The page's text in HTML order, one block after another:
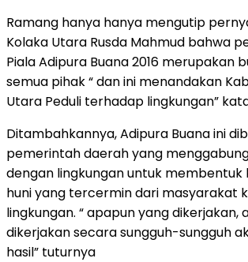
Ramang hanya hanya mengutip
Kolaka Utara Rusda Mahmud bahwa
Piala Adipura Buana 2016 merupakan
semua pihak “ dan ini menandakan
Utara Peduli terhadap lingkungan”
Ditambahkannya, Adipura Buana ini
pemerintah daerah yang
dengan lingkungan untuk membentuk
huni yang tercermin dari masyarakat
lingkungan. “ apapun yang dikerjakan,
dikerjakan secara sungguh-sungguh
hasil” tuturnya